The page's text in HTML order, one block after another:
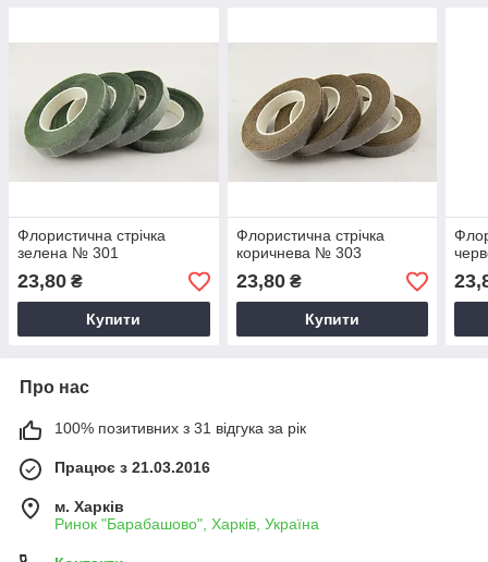
Флористична стрічка
зелена № 301
23,80 ₴
Купити
Флористична стрічка
коричнева № 303
23,80₴
Купити
Про нас
100% позитивних з 31 відгука за рік
Працює з 21.03.2016
м. Харків
Ринок "Барабашово", Харків, Україна